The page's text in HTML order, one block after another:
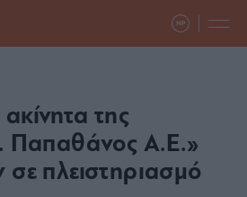
της
Παπαθάνος Α.Ε.»
σε πλειστηριασμό